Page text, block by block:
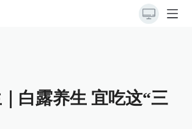
白露养生 宜吃这“三